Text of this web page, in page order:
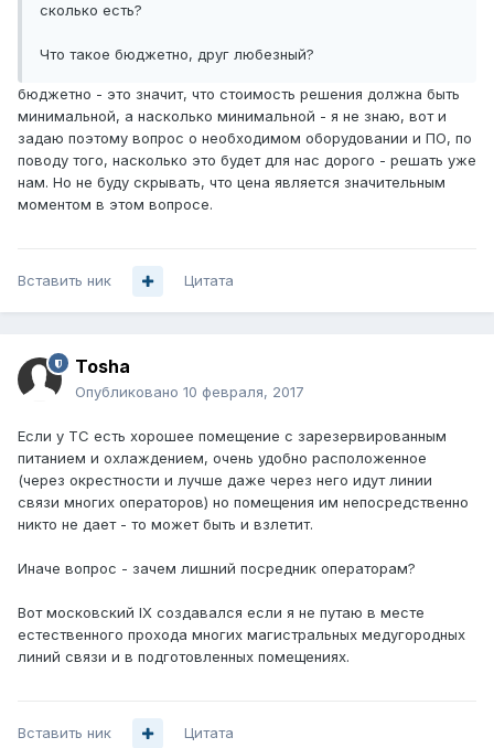
сколько есть?
Что такое бюджетно, друг любезный?
бюджетно - это значит, что стоимость решения должна быть
минимальной, а насколько минимальной - я не знаю, вот и
задаю поэтому вопрос о необходимом оборудовании и ПО, по
поводу того, насколько это будет для нас дорого - решать уже
нам. Но не буду скрывать, что цена является значительным
моментом в этом вопросе.
Вставить ник Цитата
Tosha
Опубликовано 10 февраля, 2017
Если у ТС есть хорошее помещение с зарезервированным
питанием и охлаждением, очень удобно расположенное
(через окрестности и лучше даже через него идут линии
связи многих операторов) но помещения им непосредственно
никто не дает - то может быть и взлетит.
Иначе вопрос - зачем лишний посредник операторам?
Вот московский IX создавался если я не путаю в месте
естественного прохода многих магистральных медугородных
линий связи и в подготовленных помещениях.
Вставить ник Цитата